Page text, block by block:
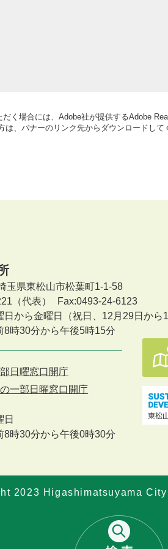
く場合には、Adobe社が提供するAdobe
は、バナーのリンク先からダウンロードして
県東松山市松葉町1-1-58
（代表）
Fax:0493-24-6123
日から金曜日
（祝日、12月29日から
8時30分から午後5時15分
日曜窓口開庁
一部日曜窓口開庁
日
8時30分から午後0時30分
2023 Higashimatsuyama